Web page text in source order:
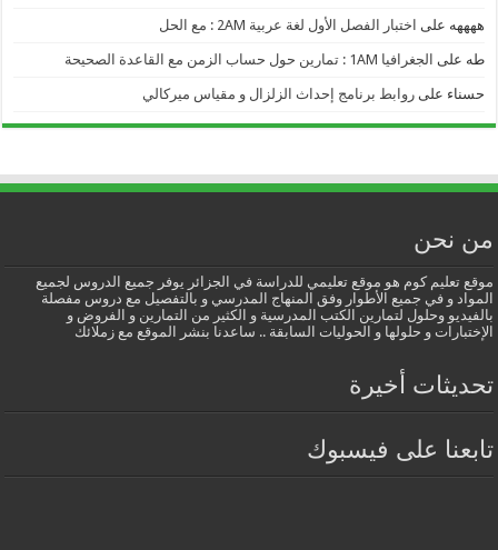
ههههه على اختبار الفصل الأول لغة عربية 2AM : مع الحل
طه على الجغرافيا 1AM : تمارين حول حساب الزمن مع القاعدة الصحيحة
حسناء علىروابط برنامج إحداث الزلزال و مقياس ميركالي
من نحن
موقع تعليم كوم هو موقع تعليمي للدراسة في الجزائر يوفر جميع الدروس لجميع
المواد و في جميع الأطوار وفق المنهاج المدرسي و بالتفصيل مع دروس مفصلة
بالفيديو وحلول لتمارين الكتب المدرسية و الكثير من التمارين و الفروض و
الإختبارات و حلولها و الحوليات السابقة .. ساعدنا بنشر الموقع مع زملائك
تحديثات أخيرة
تابعنا على فيسبوك